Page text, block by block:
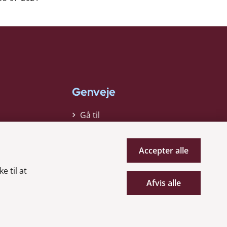
Genveje
Gå til
til at
Accepter alle
Afvis alle